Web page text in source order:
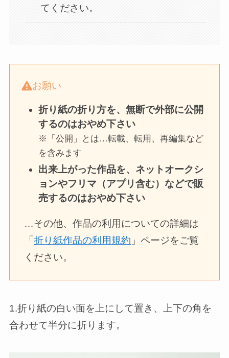
てください。
お願い
折り紙の折り方を、無断で外部に公開
するのはおやめ下さい
※「公開」とは…転載、転用、再編集など
を含みます
出来上がった作品を、ネットオークシ
ョンやフリマ（アプリ含む）などで販
売するのはおやめ下さい
…その他、作品の利用についての詳細は
「折り紙作品の利用規約 」ページをご覧
ください。
1.折り紙の白い面を上にして置き、上下の角を
合わせて半分に折ります。